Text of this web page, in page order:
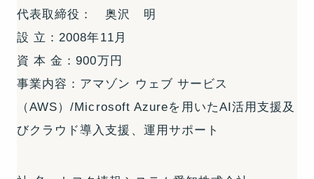
代表取締役： 奥沢 明
設 立：2008年11月
資 本 金：900万円
事業内容：アマゾン ウェブ サービス
（AWS）/Microsoft Azureを用いたAI活用支援及
びクラウド導入支援、運用サポート